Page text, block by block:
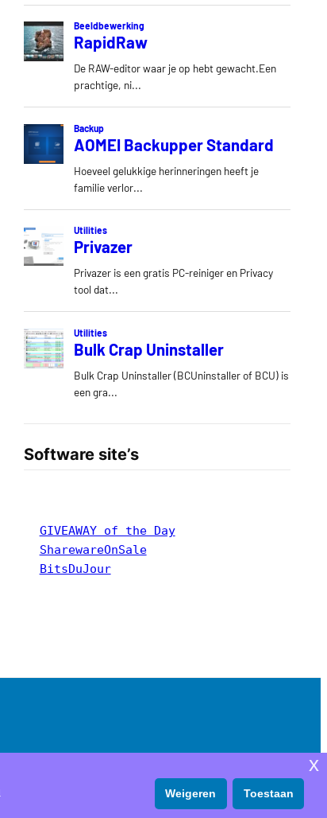
Software site’s
GIVEAWAY of the Day
SharewareOnSale
BitsDuJour
Weigeren Toestaan
x